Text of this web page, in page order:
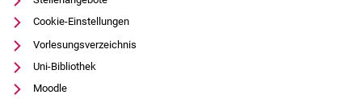
Cookie-Einstellungen
Vorlesungsverzeichnis
Uni-Bibliothek
Moodle